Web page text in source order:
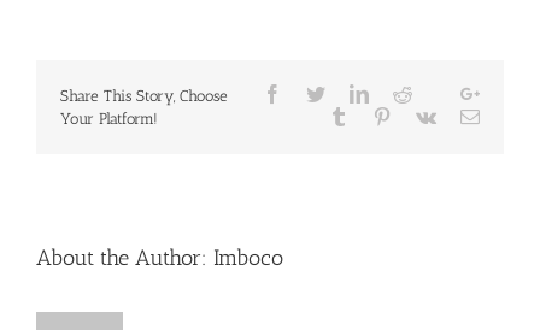
Share This Story, Choose
Your Platform!
Facebook
TwitterLinkedInReddit
Whatsapp
Tumblr Pinterest
Vk Email
About the Author: Imboco